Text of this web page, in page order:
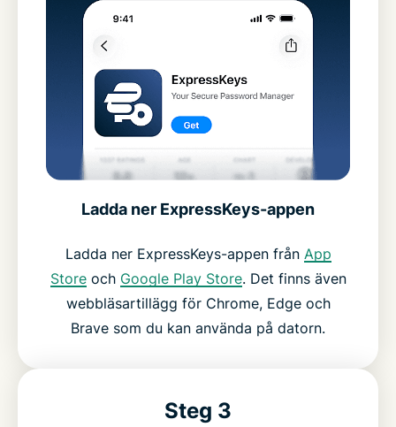
Ladda ner ExpressKeys-appen
Ladda ner ExpressKeys-appen från App
Storeoch Google Play Store. Det finns även
webbläsartillägg för Chrome, Edge och
Brave som du kan använda på datorn.
Steg 3